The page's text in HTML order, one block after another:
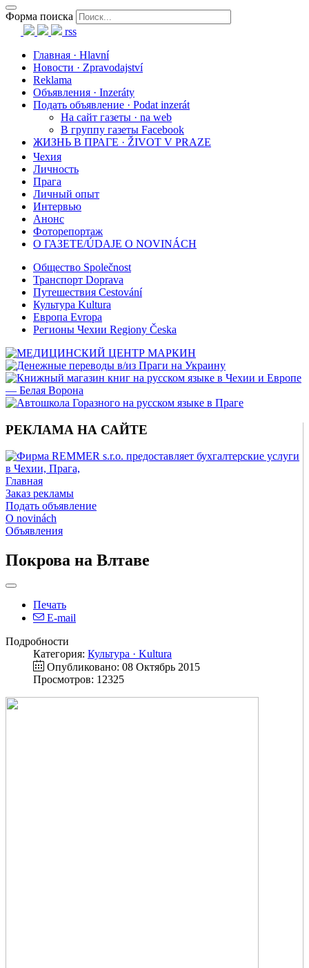
Форма поиска
rss
Главная · Hlavní
Новости · Zpravodajství
Reklama
Объявления · Inzeráty
Подать объявление · Podat inzerát
На сайт газеты · na web
В группу газеты Facebook
ЖИЗНЬ В ПРАГЕ · ŽIVOT V PRAZE
Чехия
Личность
Прага
Личный опыт
Интервью
Анонс
Фоторепортаж
О ГАЗЕТЕ/ÚDAJE O NOVINÁCH
Общество Společnost
Транспорт Doprava
Путешествия Cestování
Культура Kultura
Европа Evropa
Регионы Чехии Regiony Česka
РЕКЛАМА НА САЙТЕ
Главная
Заказ рекламы
Подать объявление
O novinách
Объявления
Покрова на Влтаве
Печать
E-mail
Подробности
Категория: Культура · Kultura
Опубликовано: 08 Октябрь 2015
Просмотров: 12325